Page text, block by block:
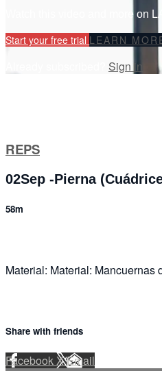
Watch this video and more on
Start your free trial LEARN
Sign in
REPS
02Sep -Pierna
58m
Material: Material: Mancuernas
Share with friends
FacebookXEmail